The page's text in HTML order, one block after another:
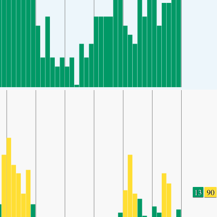
13 90